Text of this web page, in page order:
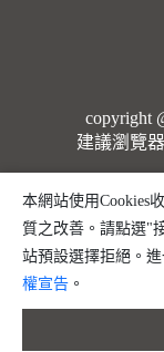
copyright
建議瀏覽
本網站使用Cookies
質之改善。請點選"
站預設選擇拒絕。
權宣告 。